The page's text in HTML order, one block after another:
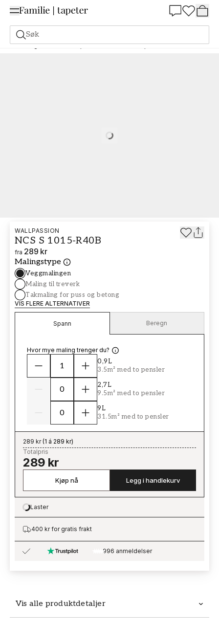
Søk
Maling Bestill basert på NCS Bestill basert på NCS 1015-R40B
Loading…
Vis alle produktdetaljer
WALLPASSION
NCS S 1015-R40B
fra 289 kr
Malingstype
Veggmalingen
Maling til treverk
Takmaling for puss og betong
VIS FLERE ALTERNATIVER
Spann Beregn
Hvor mye maling trenger du?
0,9L
3.5m² med to pensler
2,7L
9.5m² med to pensler
9L
31.5m² med to pensler
289 kr(1 á 289 kr)
Totalpris
289 kr
Kjøp nå Legg i handlekurv
Loading…
Laster
400 kr for gratis frakt
996 anmeldelser